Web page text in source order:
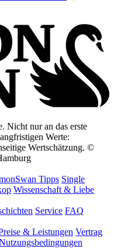
Nicht nur an das erste
Werte:
Wertschätzung. ©
Tipps Single
Wissenschaft & Liebe
Service FAQ
& Leistungen Vertrag